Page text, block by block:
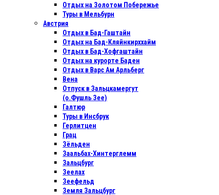
Отдых на Золотом Побережье
Туры в Мельбурн
Австрия
Отдых в Бад-Гаштайн
Отдых на Бад-Кляйнкирххайм
Отдых в Бад-Хофгаштайн
Отдых на курорте Баден
Отдых в Варс Ам Арльберг
Вена
Отпуск в Зальцкамергут
(о.Фушль Зее)
Галтюр
Туры в Инсбрук
Герлитцен
Грац
Зёльден
Заальбах-Хинтерглемм
Зальцбург
Зеелах
Зеефельд
Земля Зальцбург